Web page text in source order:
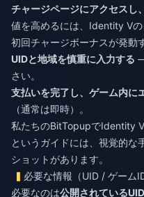
チャージページにアクセスし
値を高めるには、 Identity Vの
初回チャージボーナスが発動
UIDと地域を慎重に入力する
さい。
支払いを完了し、ゲーム内に
（通常は即時）。
私たちのBitTopupでIdentity
というガイドには、視覚的な
ショットがあります。
必要な情報（UID / ゲーム
必要なのは公開されている